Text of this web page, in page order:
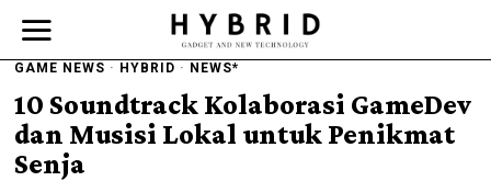
GAME NEWS · HYBRID · NEWS*
10 Soundtrack Kolaborasi GameDev
dan Musisi Lokal untuk Penikmat
Senja